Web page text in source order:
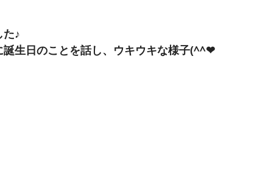
♪
生日のことを話し、ウキウキな様子(^^❤